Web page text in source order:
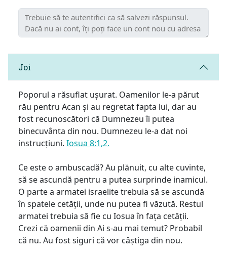
Joi
Poporul a răsuflat ușurat. Oamenilor le-a părut
rău pentru Acan și au regretat fapta lui, dar au
fost recunoscători că Dumnezeu îi putea
binecuvânta din nou. Dumnezeu le-a dat noi
instrucțiuni. Iosua 8:1,2.
Ce este o ambuscadă? Au plănuit, cu alte cuvinte,
să se ascundă pentru a putea surprinde inamicul.
O parte a armatei israelite trebuia să se ascundă
în spatele cetății, unde nu putea fi văzută. Restul
armatei trebuia să fie cu Iosua în fața cetății.
Crezi că oamenii din Ai s-au mai temut? Probabil
că nu. Au fost siguri că vor câștiga din nou.